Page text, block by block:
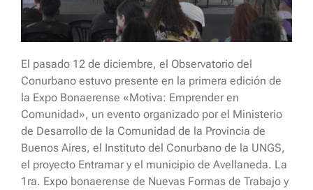
El pasado 12 de diciembre, el Observatorio del
Conurbano estuvo presente en la primera edición de
la Expo Bonaerense «Motiva: Emprender en
Comunidad», un evento organizado por el Ministerio
de Desarrollo de la Comunidad de la Provincia de
Buenos Aires, el Instituto del Conurbano de la UNGS,
el proyecto Entramar y el municipio de Avellaneda. La
1ra. Expo bonaerense de Nuevas Formas de Trabajo y